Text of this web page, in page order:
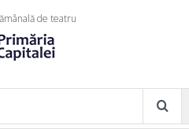
de teatru